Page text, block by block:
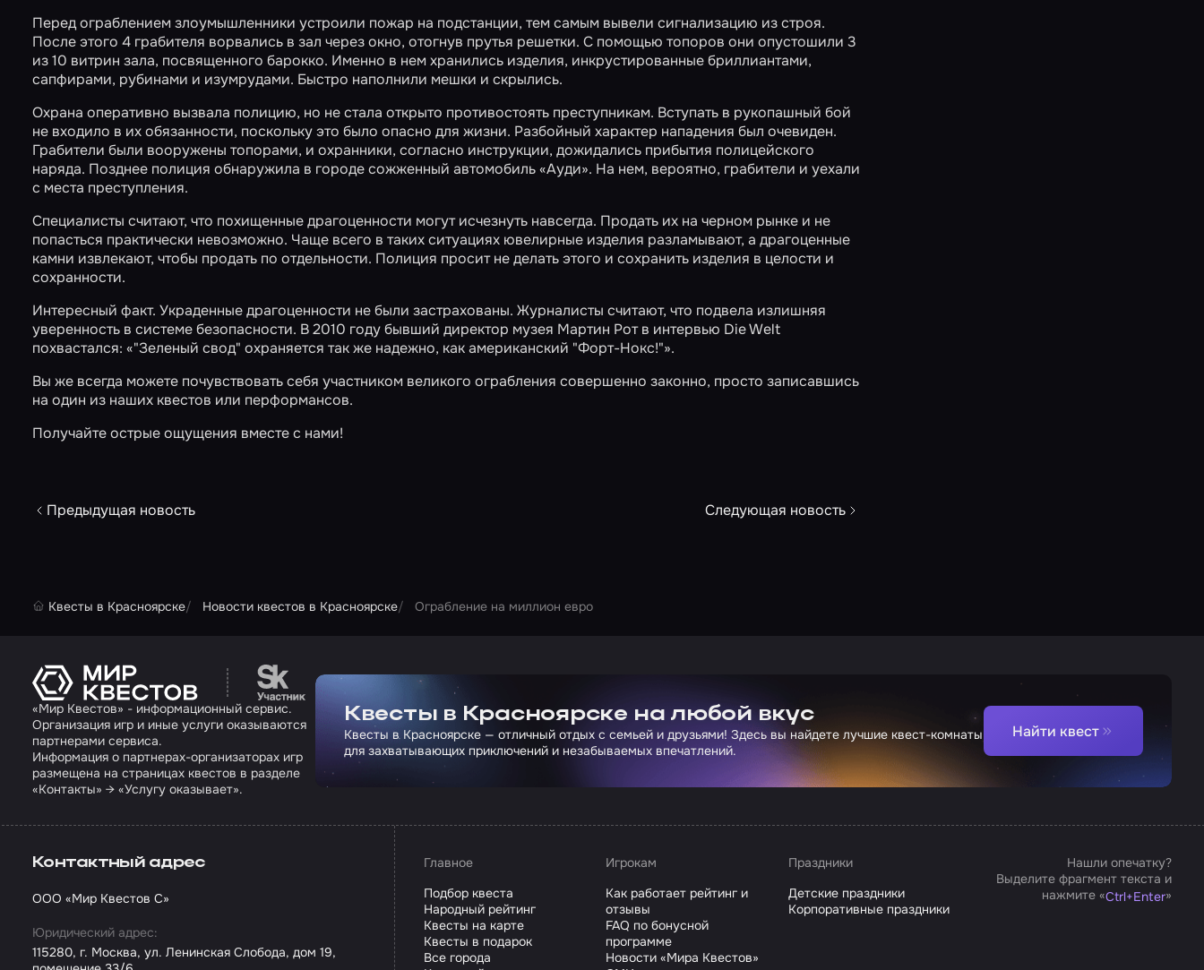
Перед ограблением злоумышленники устроили пожар на подстанции, тем самым вывели сигнализацию из строя.
После этого 4 грабителя ворвались в зал через окно, отогнув прутья решетки. С помощью топоров они опустошили 3
из 10 витрин зала, посвященного барокко. Именно в нем хранились изделия, инкрустированные бриллиантами,
сапфирами, рубинами и изумрудами. Быстро наполнили мешки и скрылись.
Охрана оперативно вызвала полицию, но не стала открыто противостоять преступникам. Вступать в рукопашный бой
не входило в их обязанности, поскольку это было опасно для жизни. Разбойный характер нападения был очевиден.
Грабители были вооружены топорами, и охранники, согласно инструкции, дожидались прибытия полицейского
наряда. Позднее полиция обнаружила в городе сожженный автомобиль «Ауди». На нем, вероятно, грабители и уехали
с места преступления.
Специалисты считают, что похищенные драгоценности могут исчезнуть навсегда. Продать их на черном рынке и не
попасться практически невозможно. Чаще всего в таких ситуациях ювелирные изделия разламывают, а драгоценные
камни извлекают, чтобы продать по отдельности. Полиция просит не делать этого и сохранить изделия в целости и
сохранности.
Интересный факт. Украденные драгоценности не были застрахованы. Журналисты считают, что подвела излишняя
уверенность в системе безопасности. В 2010 году бывший директор музея Мартин Рот в интервью Die Welt
похвастался: «"Зеленый свод" охраняется так же надежно, как американский "Форт-Нокс!"».
Вы же всегда можете почувствовать себя участником великого ограбления совершенно законно, просто записавшись
на один из наших квестов или перформансов.
Получайте острые ощущения вместе с нами!
Предыдущая новость Следующая новость
Квесты в Красноярске Новости квестов в Красноярске Ограбление на миллион евро
Перейти на сайт партнера Сколково
«Мир Квестов» - информационный сервис.
Организация игр и иные услуги оказываются
партнерами сервиса.
Информация о партнерах-организаторах игр
размещена на страницах квестов в разделе
«Контакты» → «Услугу оказывает».
Квесты в Красноярске на любой вкус
Квесты в Красноярске — отличный отдых с семьей и друзьями! Здесь вы найдете лучшие квест-комнаты
для захватывающих приключений и незабываемых впечатлений.
Найти квест
Контактный адрес
ООО «Мир Квестов С»
Юридический адрес:
115280, г. Москва, ул. Ленинская Слобода, дом 19,
Главное
Подбор квеста
Народный рейтинг
Квесты на карте
Квесты в подарок
Все города
Игрокам
Как работает рейтинг и
отзывы
FAQ по бонусной
программе
Новости «Мира Квестов»
Праздники
Детские праздники
Корпоративные праздники
Нашли опечатку?
Выделите фрагмент текста и
нажмите «Ctrl+Enter»